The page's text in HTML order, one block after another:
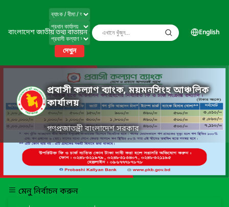
বাংলাদেশ জাতীয় তথ্য বাতায়ন
দেখুন
English
প্রবাসী কল্যাণ ব্যাংক, ময়মনসিংহ আঞ্চলিক
কার্যালয়
গণপ্রজাতন্ত্রী বাংলাদেশ সরকার
মেনু নির্বাচন করুন